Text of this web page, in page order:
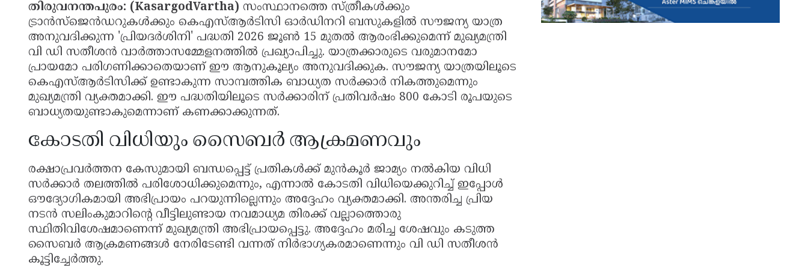
തിരുവനന്തപുരം: (KasargodVartha) സംസ്ഥാനത്തെ സ്ത്രീകൾക്കും
ട്രാൻസ്ജെൻഡറുകൾക്കും കെഎസ്ആർടിസി ഓർഡിനറി ബസുകളിൽ സൗജന്യ യാത്ര
അനുവദിക്കുന്ന 'പ്രിയദർശിനി' പദ്ധതി 2026 ജൂൺ 15 മുതൽ ആരംഭിക്കുമെന്ന് മുഖ്യമന്ത്രി
വി ഡി സതീശൻ വാർത്താസമ്മേളനത്തിൽ പ്രഖ്യാപിച്ചു. യാത്രക്കാരുടെ വരുമാനമോ
പ്രായമോ പരിഗണിക്കാതെയാണ് ഈ ആനുകൂല്യം അനുവദിക്കുക. സൗജന്യ യാത്രയിലൂടെ
കെഎസ്ആർടിസിക്ക് ഉണ്ടാകുന്ന സാമ്പത്തിക ബാധ്യത സർക്കാർ നികത്തുമെന്നും
മുഖ്യമന്ത്രി വ്യക്തമാക്കി. ഈ പദ്ധതിയിലൂടെ സർക്കാരിന് പ്രതിവർഷം 800 കോടി രൂപയുടെ
ബാധ്യതയുണ്ടാകുമെന്നാണ് കണക്കാക്കുന്നത്.
കോടതി വിധിയും സൈബർ ആക്രമണവും
രക്ഷാപ്രവർത്തന കേസുമായി ബന്ധപ്പെട്ട് പ്രതികൾക്ക് മുൻകൂർ ജാമ്യം നൽകിയ വിധി
സർക്കാർ തലത്തിൽ പരിശോധിക്കുമെന്നും, എന്നാൽ കോടതി വിധിയെക്കുറിച്ച് ഇപ്പോൾ
ഔദ്യോഗികമായി അഭിപ്രായം പറയുന്നില്ലെന്നും അദ്ദേഹം വ്യക്തമാക്കി. അന്തരിച്ച പ്രിയ
നടൻ സലിംകുമാറിൻ്റെ വീട്ടിലുണ്ടായ നവമാധ്യമ തിരക്ക് വല്ലാത്തൊരു
സ്ഥിതിവിശേഷമാണെന്ന് മുഖ്യമന്ത്രി അഭിപ്രായപ്പെട്ടു. അദ്ദേഹം മരിച്ച ശേഷവും കടുത്ത
സൈബർ ആക്രമണങ്ങൾ നേരിടേണ്ടി വന്നത് നിർഭാഗ്യകരമാണെന്നും വി ഡി സതീശൻ
കൂട്ടിച്ചേർത്തു.